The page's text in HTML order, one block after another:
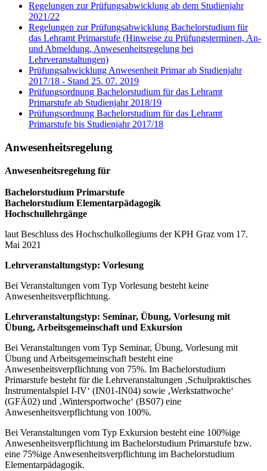
Regelungen zur Prüfungsabwicklung ab dem Studienjahr
2021/22
Regelungen zur Prüfungsabwicklung Bachelorstudium für
das Lehramt Primarstufe (Hinweise zu Prüfungsterminen, An-
und Abmeldung, Anwesenheitsregelung bei
Lehrveranstaltungen)
Prüfungsabwicklung Anwesenheit Primar ab Studienjahr
2017/18 - Stand 25. 07. 2019
Prüfungsordnung Bachelorstudium für das Lehramt
Primarstufe ab Studienjahr 2018/19
Prüfungsordnung Bachelorstudium für das Lehramt
Primarstufe bis Studienjahr 2017/18
Anwesenheitsregelung
Anwesenheitsregelung für
Bachelorstudium Primarstufe
Bachelorstudium Elementarpädagogik
Hochschullehrgänge
laut Beschluss des Hochschulkollegiums der KPH Graz vom 17.
Mai 2021
Lehrveranstaltungstyp: Vorlesung
Bei Veranstaltungen vom Typ Vorlesung besteht keine
Anwesenheitsverpflichtung.
Lehrveranstaltungstyp: Seminar, Übung, Vorlesung mit
Übung, Arbeitsgemeinschaft und Exkursion
Bei Veranstaltungen vom Typ Seminar, Übung, Vorlesung mit
Übung und Arbeitsgemeinschaft besteht eine
Anwesenheitsverpflichtung von 75%. Im Bachelorstudium
Primarstufe besteht für die Lehrveranstaltungen ‚Schulpraktisches
Instrumentalspiel I-IV‘ (IN01-IN04) sowie ‚Werkstattwoche‘
(GFÄ02) und ‚Wintersportwoche‘ (BS07) eine
Anwesenheitsverpflichtung von 100%.
Bei Veranstaltungen vom Typ Exkursion besteht eine 100%ige
Anwesenheitsverpflichtung im Bachelorstudium Primarstufe bzw.
eine 75%ige Anwesenheitsverpflichtung im Bachelorstudium
Elementarpädagogik.